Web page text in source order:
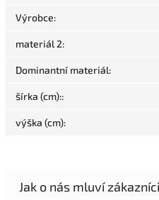
Výrobce:
materiál 2:
Dominantní materiál:
šírka (cm)::
výška (cm):